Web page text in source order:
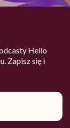
Hello
Zapisz się i